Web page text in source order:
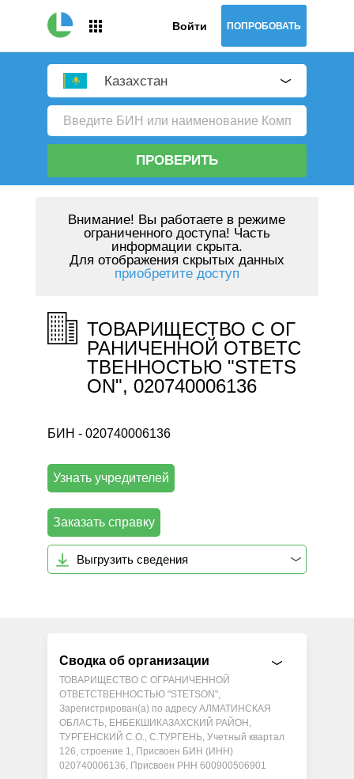
Войти ПОПРОБОВАТЬ
Казахстан
ПРОВЕРИТЬ
Внимание! Вы работаете в режиме
ограниченного доступа! Часть
информации скрыта.
Для отображения скрытых данных
приобретите доступ
ТОВАРИЩЕСТВО С ОГ
РАНИЧЕННОЙ ОТВЕТС
ТВЕННОСТЬЮ "STETS
ON", 020740006136
БИН - 020740006136
Узнать учредителей
Заказать справку
Выгрузить сведения
Сводка об организации
ТОВАРИЩЕСТВО С ОГРАНИЧЕННОЙ
ОТВЕТСТВЕННОСТЬЮ "STETSON",
Зарегистрирован(а) по адресу АЛМАТИНСКАЯ
ОБЛАСТЬ, ЕНБЕКШИКАЗАХСКИЙ РАЙОН,
ТУРГЕНСКИЙ С.О., С.ТУРГЕНЬ, Учетный квартал
126, строение 1, Присвоен БИН (ИНН)
020740006136, Присвоен РНН 600900506901